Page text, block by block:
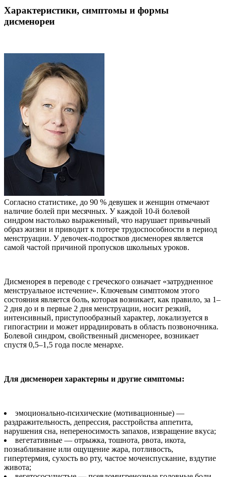
Характеристики, симптомы и формы
дисменореи
Согласно статистике, до 90 % девушек и женщин отмечают
наличие болей при месячных. У каждой 10-й болевой
синдром настолько выраженный, что нарушает привычный
образ жизни и приводит к потере трудоспособности в период
менструации. У девочек-подростков дисменорея является
самой частой причиной пропусков школьных уроков.
Дисменорея в переводе с греческого означает «затрудненное
менструальное истечение». Ключевым симптомом этого
состояния является боль, которая возникает, как правило, за 1–
2 дня до и в первые 2 дня менструации, носит резкий,
интенсивный, приступообразный характер, локализуется в
гипогастрии и может иррадиировать в область позвоночника.
Болевой синдром, свойственный дисменорее, возникает
спустя 0,5–1,5 года после менархе.
Для дисменореи характерны и другие симптомы:
эмоционально-психические (мотивационные) —
раздражительность, депрессия, расстройства аппетита,
нарушения сна, непереносимость запахов, извращение вкуса;
вегетативные — отрыжка, тошнота, рвота, икота,
познабливание или ощущение жара, потливость,
гипертермия, сухость во рту, частое мочеиспускание, вздутие
живота;